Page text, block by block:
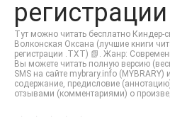
Тут можно читать бесплатно Киндер-
Волконская Оксана (лучшие книги
регистрации .TXT) 📗. Жанр:
Вы можете читать полную версию
SMS на сайте mybrary.info (MYBRARY)
содержание, предисловие
отзывами (комментариями) о